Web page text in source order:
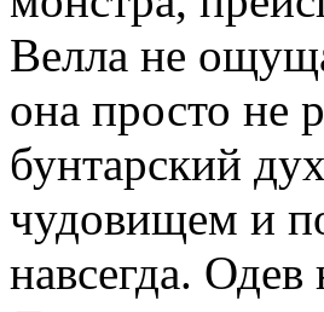
Велла не
она просто не
бунтарский
чудовищем и
навсегда.